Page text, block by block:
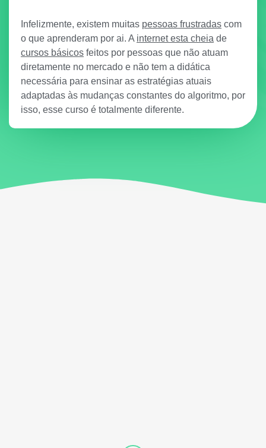
Infelizmente, existem muitas pessoas frustradas com
o que aprenderam por ai. A internet esta cheia de
cursos básicos feitos por pessoas que não atuam
diretamente no mercado e não tem a didática
necessária para ensinar as estratégias atuais
adaptadas às mudanças constantes do algoritmo, por
isso, esse curso é totalmente diferente.